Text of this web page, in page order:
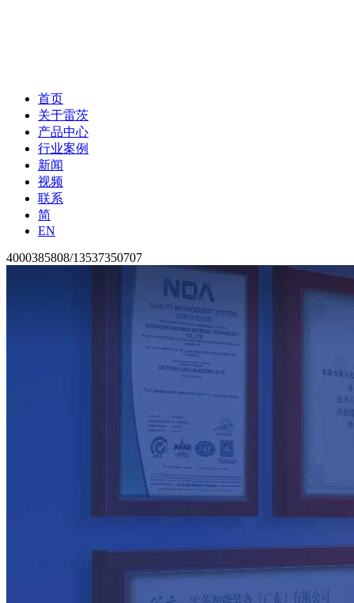
首页
关于雷茨
产品中心
行业案例
新闻
视频
联系
简
EN
4000385808/13537350707